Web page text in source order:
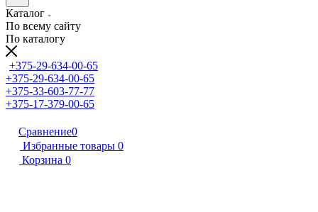
Каталог
По всему сайту
По каталогу
+375-29-634-00-65
+375-29-634-00-65
+375-33-603-77-77
+375-17-379-00-65
Сравнение0
Избранные товары 0
Корзина 0